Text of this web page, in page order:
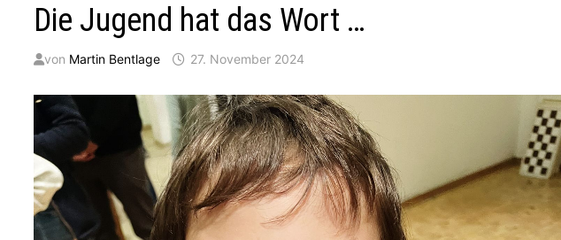
Die Jugend hat das Wort …
von Martin Bentlage 27. November 2024